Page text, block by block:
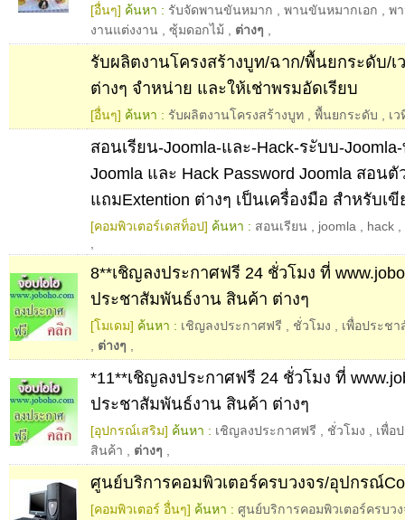
[อื่นๆ] ค้นหา : รับจัดพานขันหมาก พานขันหมากเอก
พ
งานแต่งงาน
ซุ้มดอกไม้ ต่างๆ
รับผลิตงานโครงสร้างบูท/ฉาก/พื้นยกระดับ/เ
ต่างๆ จำหน่าย และให้เช่าพรมอัดเรียบ
[อื่นๆ] ค้นหา : รับผลิตงานโครงสร้างบูท พื้นยกระดับ เว
สอนเรียน-Joomla-และ-Hack-ระับบ-
Joomla และ Hack Password Joomla สอน
แถมExtention ต่างๆ เป็นเครื่องมือ สำหรับเ
[คอมพิวเตอร์เดสท็อป] ค้นหา : สอนเรียน joomla hack
8**เชิญลงประกาศฟรี 24 ชั่วโมง ที่
ประชาสัมพันธ์งาน สินค้า ต่างๆ
[โมเดม] ค้นหา : เชิญลงประกาศฟรี ชั่วโมง
เพื่อประช
ต่างๆ
*11**เชิญลงประกาศฟรี 24 ชั่วโมง ที่
ประชาสัมพันธ์งาน สินค้า ต่างๆ
[อุปกรณ์เสริม] ค้นหา : เชิญลงประกาศฟรี ชั่วโมง
เพื่อ
สินค้า
ต่างๆ
ศูนย์บริการคอมพิวเตอร์ครบวงจร/อุปกรณ์
[คอมพิวเตอร์ อื่นๆ] ค้นหา : ศูนย์บริการคอมพิวเตอร์ครบว